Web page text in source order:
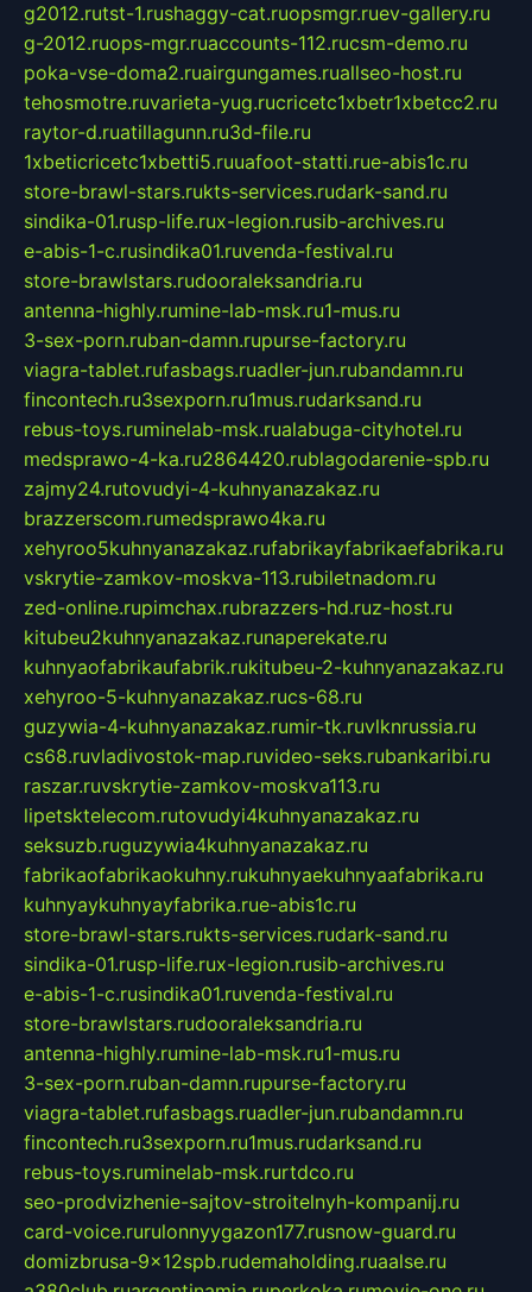
g2012.rutst-1.rushaggy-cat.ruopsmgr.ruev-gallery.ru
g-2012.ruops-mgr.ruaccounts-112.rucsm-demo.ru
poka-vse-doma2.ruairgungames.ruallseo-host.ru
tehosmotre.ruvarieta-yug.rucricetc1xbetr1xbetcc2.ru
raytor-d.ruatillagunn.ru3d-file.ru
1xbeticricetc1xbetti5.ruuafoot-statti.rue-abis1c.ru
store-brawl-stars.rukts-services.rudark-sand.ru
sindika-01.rusp-life.rux-legion.rusib-archives.ru
e-abis-1-c.rusindika01.ruvenda-festival.ru
store-brawlstars.rudooraleksandria.ru
antenna-highly.rumine-lab-msk.ru1-mus.ru
3-sex-porn.ruban-damn.rupurse-factory.ru
viagra-tablet.rufasbags.ruadler-jun.rubandamn.ru
fincontech.ru3sexporn.ru1mus.rudarksand.ru
rebus-toys.ruminelab-msk.rualabuga-cityhotel.ru
medsprawo-4-ka.ru2864420.rublagodarenie-spb.ru
zajmy24.rutovudyi-4-kuhnyanazakaz.ru
brazzerscom.rumedsprawo4ka.ru
xehyroo5kuhnyanazakaz.rufabrikayfabrikaefabrika.ru
vskrytie-zamkov-moskva-113.rubiletnadom.ru
zed-online.rupimchax.rubrazzers-hd.ruz-host.ru
kitubeu2kuhnyanazakaz.runaperekate.ru
kuhnyaofabrikaufabrik.rukitubeu-2-kuhnyanazakaz.ru
xehyroo-5-kuhnyanazakaz.rucs-68.ru
guzywia-4-kuhnyanazakaz.rumir-tk.ruvlknrussia.ru
cs68.ruvladivostok-map.ruvideo-seks.rubankaribi.ru
raszar.ruvskrytie-zamkov-moskva113.ru
lipetsktelecom.rutovudyi4kuhnyanazakaz.ru
seksuzb.ruguzywia4kuhnyanazakaz.ru
fabrikaofabrikaokuhny.rukuhnyaekuhnyaafabrika.ru
kuhnyaykuhnyayfabrika.rue-abis1c.ru
store-brawl-stars.rukts-services.rudark-sand.ru
sindika-01.rusp-life.rux-legion.rusib-archives.ru
e-abis-1-c.rusindika01.ruvenda-festival.ru
store-brawlstars.rudooraleksandria.ru
antenna-highly.rumine-lab-msk.ru1-mus.ru
3-sex-porn.ruban-damn.rupurse-factory.ru
viagra-tablet.rufasbags.ruadler-jun.rubandamn.ru
fincontech.ru3sexporn.ru1mus.rudarksand.ru
rebus-toys.ruminelab-msk.rurtdco.ru
seo-prodvizhenie-sajtov-stroitelnyh-kompanij.ru
card-voice.rurulonnyygazon177.rusnow-guard.ru
domizbrusa-9x12spb.rudemaholding.ruaalse.ru